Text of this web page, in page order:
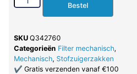
Bestel
SKUQ342760
Categorieën Filter mechanisch,
Mechanisch, Stofzuigerzakken
✔Gratis verzenden vanaf €100